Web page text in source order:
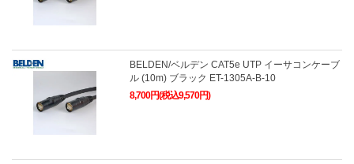
BELDEN/ベルデン CAT5e UTP イーサコンケーブ
ル (10m) ブラック ET-1305A-B-10
8,700円(税込9,570円)